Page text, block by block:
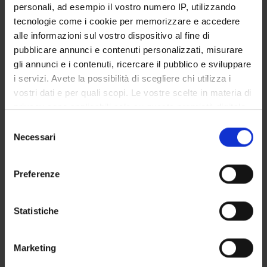
personali, ad esempio il vostro numero IP, utilizzando
tecnologie come i cookie per memorizzare e accedere
alle informazioni sul vostro dispositivo al fine di
pubblicare annunci e contenuti personalizzati, misurare
gli annunci e i contenuti, ricercare il pubblico e sviluppare
i servizi. Avete la possibilità di scegliere chi utilizza i
vostri dati e per quali scopi. Le vostre scelte in materia di
privacy sono applicabili solo su questa proprietà digitale
modificare o revocare il proprio consenso in qualsiasi
momento dalla Dichiarazione sui cookie o facendo clic
raccogliere informazioni sulla tua posizione
geografica, con un'approssimazione di qualche
Identificare il tuo dispositivo, scansionandolo
delNecessari
Preferenze
Statistiche
Marketing
PUBLICATIONS
TITLE
Interiority unbound: Sufi and modern articulations of the self
Thinking through the heart: Islam, reflection and the search
RESEARCH GROUPS
PHD PROGRAMMES